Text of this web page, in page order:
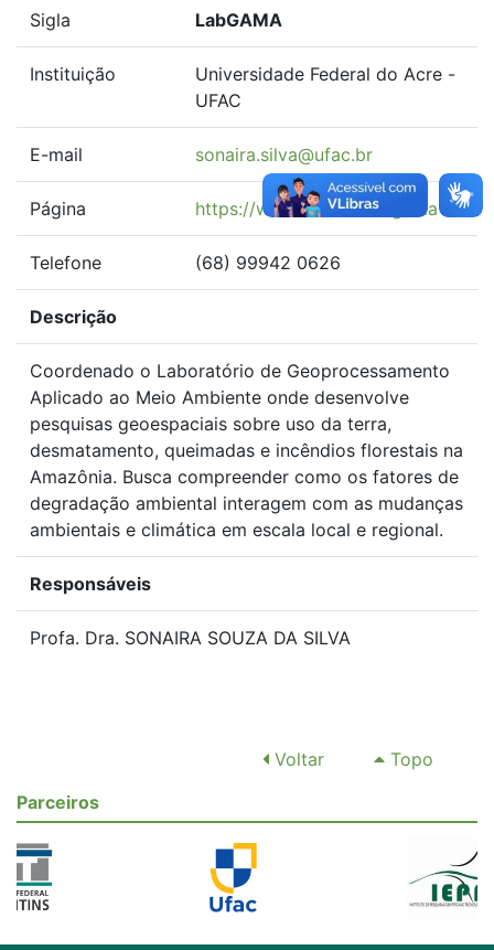
Sigla LabGAMA
Instituição
Universidade Federal do Acre -
UFAC
E-mail sonaira.silva@ufac.br
Página https://www.ufac.br/labgama
Telefone (68) 99942 0626
Descrição
Coordenado o Laboratório de Geoprocessamento
Aplicado ao Meio Ambiente onde desenvolve
pesquisas geoespaciais sobre uso da terra,
desmatamento, queimadas e incêndios florestais na
Amazônia. Busca compreender como os fatores de
degradação ambiental interagem com as mudanças
ambientais e climática em escala local e regional.
Responsáveis
Profa. Dra. SONAIRA SOUZA DA SILVA
Voltar
Topo
Parceiros